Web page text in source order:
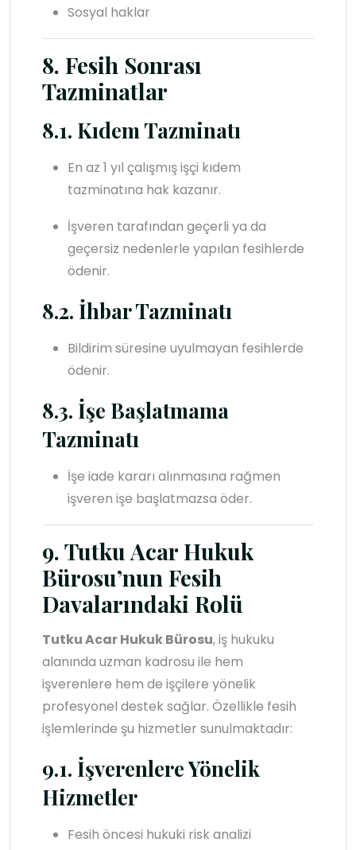
Sosyal haklar
8. Fesih Sonrası
Tazminatlar
8.1. Kıdem Tazminatı
En az 1 yıl çalışmış işçi kıdem
tazminatına hak kazanır.
İşveren tarafından geçerli ya da
geçersiz nedenlerle yapılan fesihlerde
ödenir.
8.2. İhbar Tazminatı
Bildirim süresine uyulmayan fesihlerde
ödenir.
8.3. İşe Başlatmama
Tazminatı
İşe iade kararı alınmasına rağmen
işveren işe başlatmazsa öder.
9. Tutku Acar Hukuk
Bürosu’nun Fesih
Davalarındaki Rolü
Tutku Acar Hukuk Bürosu, iş hukuku
alanında uzman kadrosu ile hem
işverenlere hem de işçilere yönelik
profesyonel destek sağlar. Özellikle fesih
işlemlerinde şu hizmetler sunulmaktadır:
9.1. İşverenlere Yönelik
Hizmetler
Fesih öncesi hukuki risk analizi